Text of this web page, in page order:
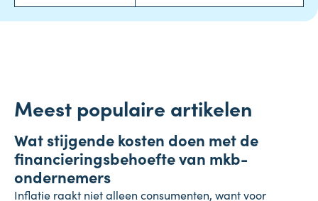
Meest populaire artikelen
4 augustus 2026
Onderneming
Wat stijgende kosten doen met de
financieringsbehoefte van mkb-
ondernemers
Inflatie raakt niet alleen consumenten, want voor